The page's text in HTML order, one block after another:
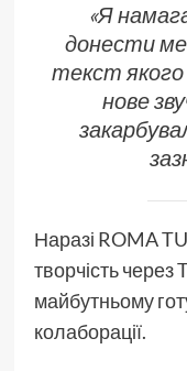
«Я
донести
текст якого
нове
Наразі ROMA
творчість
майбутньому
колаборації.